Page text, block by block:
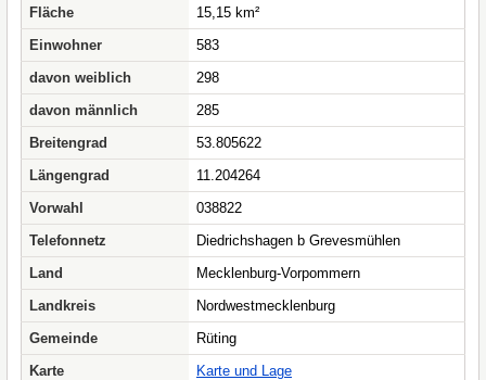
Fläche
15,15 km²
Einwohner
583
davon weiblich
298
davon männlich
285
Breitengrad
53.805622
Längengrad
11.204264
Vorwahl
038822
Telefonnetz
Diedrichshagen b Grevesmühlen
Land
Mecklenburg-Vorpommern
Landkreis
Nordwestmecklenburg
Gemeinde
Rüting
Karte
Karte und Lage